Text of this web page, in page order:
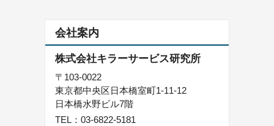
会社案内
株式会社キラーサービス研究所
〒103-0022
東京都中央区日本橋室町1-11-12
日本橋水野ビル7階
TEL： 03-6822-5181